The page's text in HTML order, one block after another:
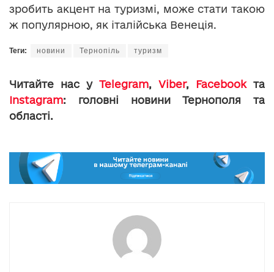
зробить акцент на туризмі, може стати такою
ж популярною, як італійська Венеція.
Теги: новини Тернопіль туризм
Читайте нас у Telegram, Viber, Facebookта
Instagram: головні новини Тернополя та
області.